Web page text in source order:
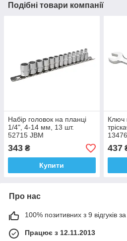
Подібні товари компанії
Набір головок на планці
1/4", 4-14 мм, 13 шт.
52715 JBM
343 ₴
Купити
Ключ
437
Про нас
100% позитивних з 9 відгуків за
Працює з 12.11.2013